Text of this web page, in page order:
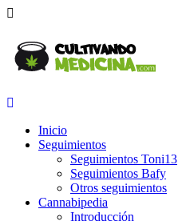
Inicio
Seguimientos
Seguimientos Toni13
Seguimientos Bafy
Otros seguimientos
Cannabipedia
Introducción